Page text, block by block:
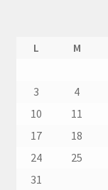
L M
3
4
10
11
17
18
24
25
31